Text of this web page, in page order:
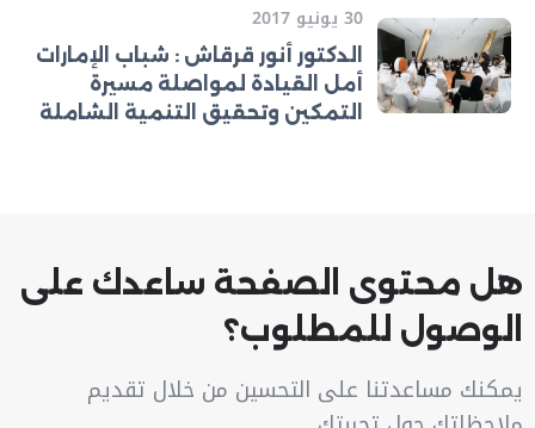
30 يونيو 2017
الدكتور أنور قرقاش : شباب الإمارات
أمل القيادة لمواصلة مسيرة
التمكين وتحقيق التنمية الشاملة
هل محتوى الصفحة ساعدك على
الوصول للمطلوب؟
يمكنك مساعدتنا على التحسين من خلال تقديم